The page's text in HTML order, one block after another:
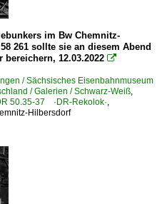
im Bw Chemnitz-
261 sollte sie an diesem Abend
12.03.2022 
/ Sächsisches Eisenbahnmuseum
/ Galerien / Schwarz-Weiß,
50.35-37 ·DR-Rekolok·,
Hilbersdorf